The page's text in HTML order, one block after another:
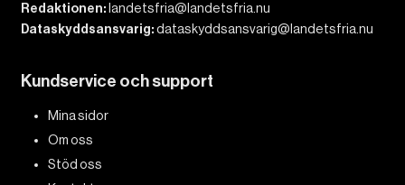
Redaktionen: landetsfria@landetsfria.nu
Dataskyddsansvarig:dataskyddsansvarig@landetsfria.nu
Kundservice och support
Mina sidor
Om oss
Stöd oss